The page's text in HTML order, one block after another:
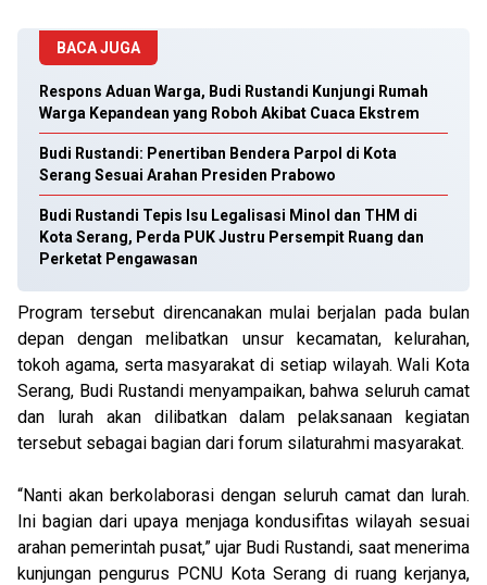
BACA JUGA
Respons Aduan Warga, Budi Rustandi Kunjungi Rumah
Warga Kepandean yang Roboh Akibat Cuaca Ekstrem
Budi Rustandi: Penertiban Bendera Parpol di Kota
Serang Sesuai Arahan Presiden Prabowo
Budi Rustandi Tepis Isu Legalisasi Minol dan THM di
Kota Serang, Perda PUK Justru Persempit Ruang dan
Perketat Pengawasan
Program tersebut direncanakan mulai berjalan pada bulan
depan dengan melibatkan unsur kecamatan, kelurahan,
tokoh agama, serta masyarakat di setiap wilayah. Wali Kota
Serang, Budi Rustandi menyampaikan, bahwa seluruh camat
dan lurah akan dilibatkan dalam pelaksanaan kegiatan
tersebut sebagai bagian dari forum silaturahmi masyarakat.
“Nanti akan berkolaborasi dengan seluruh camat dan lurah.
Ini bagian dari upaya menjaga kondusifitas wilayah sesuai
arahan pemerintah pusat,” ujar Budi Rustandi, saat menerima
kunjungan pengurus PCNU Kota Serang di ruang kerjanya,